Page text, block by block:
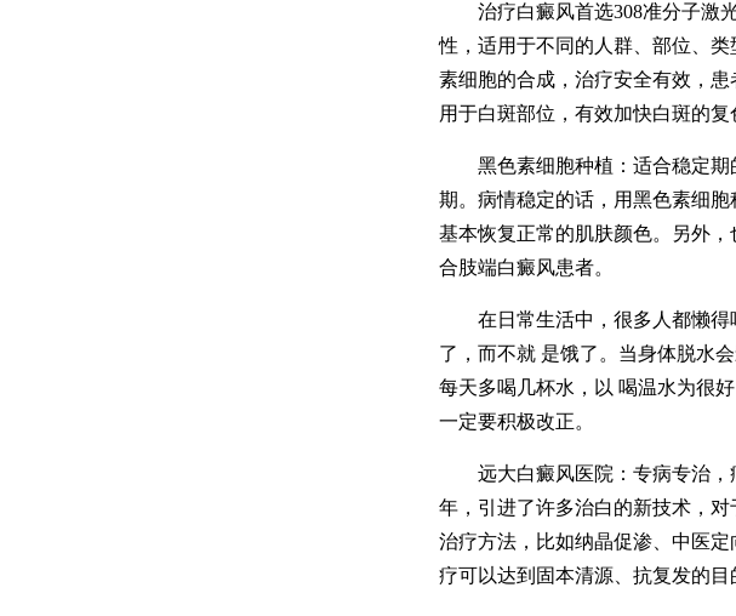
治疗白癜风首选308准分子激光
性，适用于不同的人群、部位、
素细胞的合成，治疗安全有效，
用于白斑部位，有效加快白斑的复
黑色素细胞种植：适合稳定期
期。病情稳定的话，用黑色素细
基本恢复正常的肌肤颜色。另外
合肢端白癜风患者。
在日常生活中，很多人都懒得
了，而不就 是饿了。当身体脱水
每天多喝几杯水，以 喝温水为很
一定要积极改正。
远大白癜风医院：专病专治，
年，引进了许多治白的新技术，
治疗方法，比如纳晶促渗、中医
疗可以达到固本清源、抗复发的目